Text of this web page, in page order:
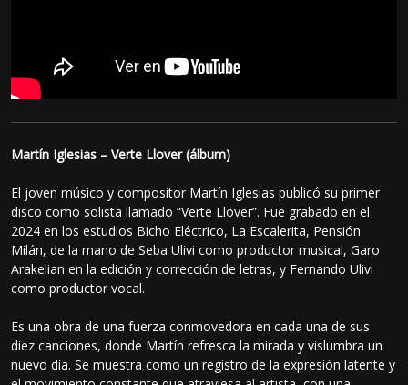
Martín Iglesias – Verte Llover (álbum)
El joven músico y compositor Martín Iglesias publicó su primer
disco como solista llamado “Verte Llover”. Fue grabado en el
2024 en los estudios Bicho Eléctrico, La Escalerita, Pensión
Milán, de la mano de Seba Ulivi como productor musical, Garo
Arakelian en la edición y corrección de letras, y Fernando Ulivi
como productor vocal.
Es una obra de una fuerza conmovedora en cada una de sus
diez canciones, donde Martín refresca la mirada y vislumbra un
nuevo día. Se muestra como un registro de la expresión latente y